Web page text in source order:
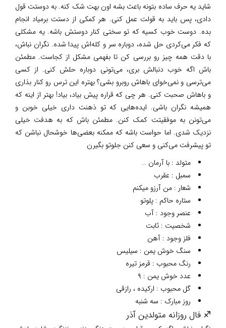
شاید یه حرف ساده بتونه باعث بشه اون بهت شک کنه. به دوستت قول
دادی، پس باید به قولت عمل کنی. هر کمکی از دستت برمیاد انجام
بده. دوست خوب کسیه که تو سختی کنار دوستش باشه. یه مشکلی
که فکر می‌کردی حل شده، دوباره سر و کله‌اش پیدا شده. نگران نباش،
با دقت همه چیز رو بررسی کن تا بفهمی مشکل از کجاست. مطمئن
باش اگه خوب دنبالش بری، می‌تونی دوباره حلش کنی. از کسی
می‌ترسی و نمی‌خوای باهاش روبرو بشی؟ بهتره این ترس رو کنار بذاری
و باهاش صحبت کنی. هر چی که قراره پیش بیاد، بیاد! بهتر از اینه که
همیشه نگران باشی. ایده‌هایی که تو ذهنت داری خیلی خوبن و
می‌تونن به موفقیتت کمک کنن. مطمئن باش که به هدفت خیلی
نزدیک شدی. اما حواست باشه که ممکنه بعضی‌ها خوشحال نباشن که
تو پیشرفت می‌کنی و سعی کنن جلوتو بگیرن
متولد : با آرمان …
سمبل : عقرب
شعار : من آرزو میکنم
ستاره حاکم : پلوتو
عنصر وجود : آب
شخصیت : ثابت
فلز وجود : آهن
سنگ خوش یمن : سیلیس
رنگ محبوب : قرمز تیره
عدد خوش یمن : ۹
گل محبوب : ارکیده ، رازقی
روز مبارک : سه شنبه
♐ فال روزانه متولدین آذر